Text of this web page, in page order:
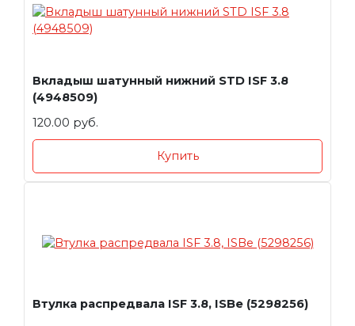
Вкладыш шатунный нижний STD ISF 3.8
(4948509)
120.00 руб.
Купить
Втулка распредвала ISF 3.8, ISBe (5298256)